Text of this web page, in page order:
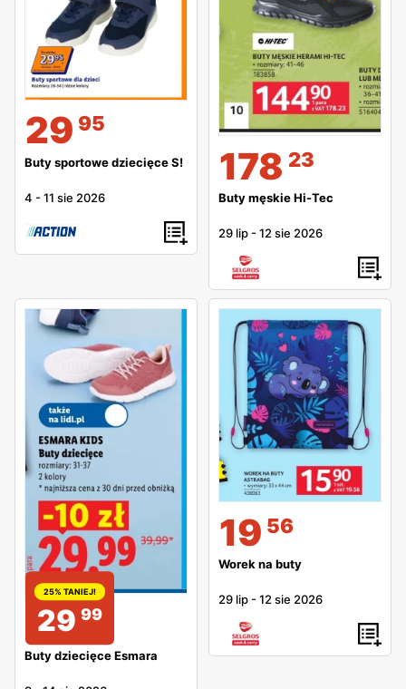
29 95
Buty sportowe dziecięce S!
4 -11 sie 2026
178 23
Buty męskie Hi-Tec
29 lip -12 sie 2026
25% TANIEJ!
29 99
Buty dziecięce Esmara
19 56
Worek na buty
29 lip -12 sie 2026